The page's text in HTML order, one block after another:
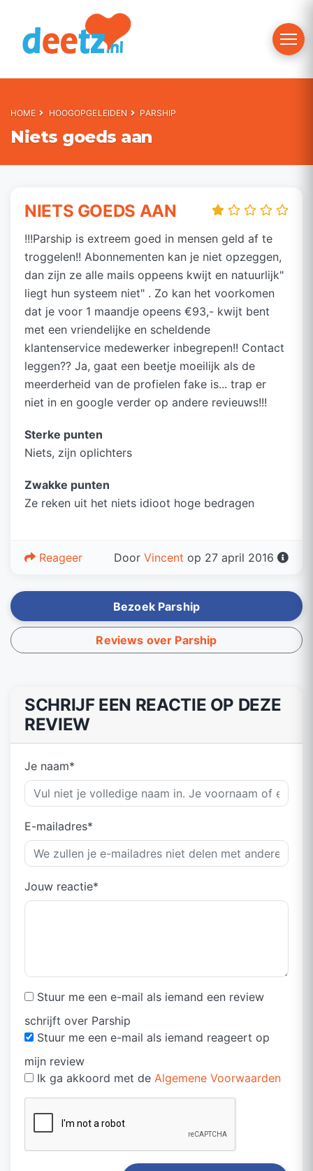
Toggle
HOME HOOGOPGELEIDEN PARSHIP
Niets goeds aan
NIETS GOEDS AAN
!!!Parship is extreem goed in mensen geld af te
troggelen!! Abonnementen kan je niet opzeggen,
dan zijn ze alle mails oppeens kwijt en natuurlijk"
liegt hun systeem niet" . Zo kan het voorkomen
dat je voor 1 maandje opeens €93,- kwijt bent
met een vriendelijke en scheldende
klantenservice medewerker inbegrepen!! Contact
leggen?? Ja, gaat een beetje moeilijk als de
meerderheid van de profielen fake is... trap er
niet in en google verder op andere revieuws!!!
Sterke punten
Niets, zijn oplichters
Zwakke punten
Ze reken uit het niets idioot hoge bedragen
Door Vincent op 27 april 2016
Reageer
Bezoek Parship
Reviews over Parship
SCHRIJF EEN REACTIE OP DEZE
REVIEW
Je naam*
E-mailadres*
Jouw reactie*
Stuur me een e-mail als iemand een review
schrijft over Parship
Stuur me een e-mail als iemand reageert op
mijn review
Ik ga akkoord met de Algemene Voorwaarden